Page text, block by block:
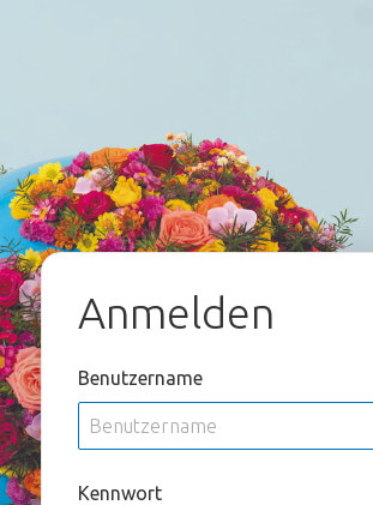
Anmelden
Benutzername
Kennwort